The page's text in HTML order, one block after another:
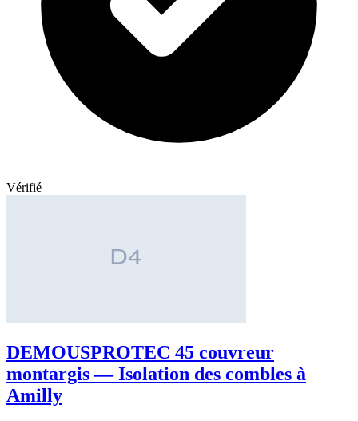
Vérifié
DEMOUSPROTEC 45 couvreur
montargis — Isolation des combles à
Amilly